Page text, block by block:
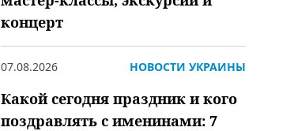
концерт
07.08.2026 НОВОСТИ УКРАИНЫ
Какой сегодня праздник и кого
поздравлять с именинами: 7